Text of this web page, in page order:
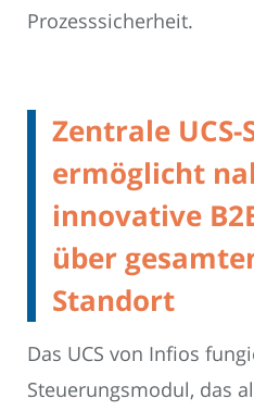
Prozesssicherheit.
Zentrale
ermöglicht
innovative
über
Standort
Das UCS von Infios
Steuerungsmodul, das